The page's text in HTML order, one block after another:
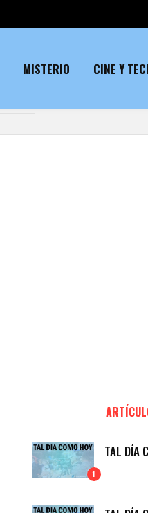
MISTERIO CINE Y
1
TAL DÍA